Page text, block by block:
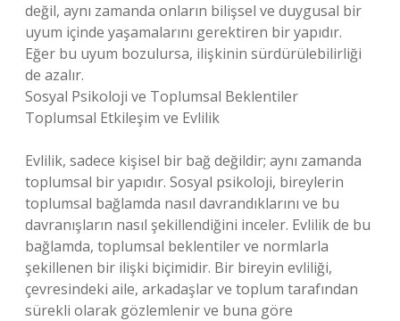
değil, aynı zamanda onların bilişsel ve duygusal bir
uyum içinde yaşamalarını gerektiren bir yapıdır.
Eğer bu uyum bozulursa, ilişkinin sürdürülebilirliği
de azalır.
Sosyal Psikoloji ve Toplumsal Beklentiler
Toplumsal Etkileşim ve Evlilik
Evlilik, sadece kişisel bir bağ değildir; aynı zamanda
toplumsal bir yapıdır. Sosyal psikoloji, bireylerin
toplumsal bağlamda nasıl davrandıklarını ve bu
davranışların nasıl şekillendiğini inceler. Evlilik de bu
bağlamda, toplumsal beklentiler ve normlarla
şekillenen bir ilişki biçimidir. Bir bireyin evliliği,
çevresindeki aile, arkadaşlar ve toplum tarafından
sürekli olarak gözlemlenir ve buna göre